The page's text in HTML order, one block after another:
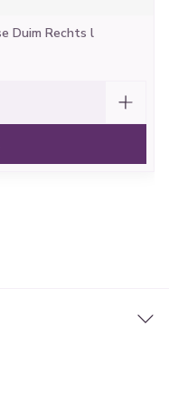
Duim Rechts l